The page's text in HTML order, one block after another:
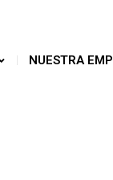
NUESTRA